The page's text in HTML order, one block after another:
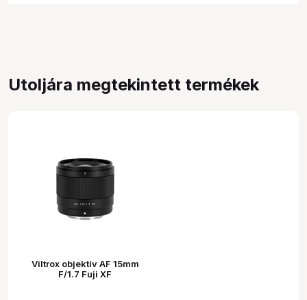
Utoljára megtekintett termékek
Viltrox objektív AF 15mm
F/1.7 Fuji XF